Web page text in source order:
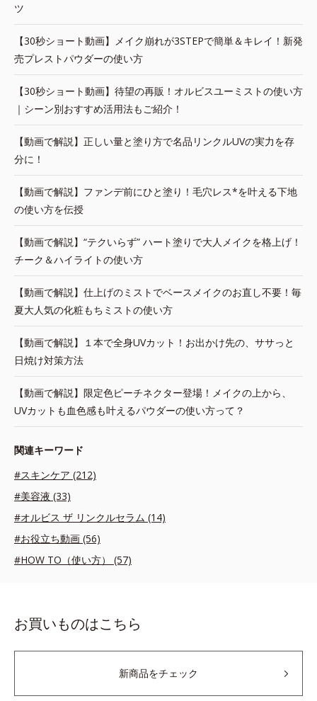
ツ
【30秒ショート動画】メイク崩れが3STEPで簡単＆キレイ！新発
売プレストパウダーの使い方
【30秒ショート動画】待望の再販！オルビスユーミストの使い方
｜シーン別おすすめ活用法もご紹介！
【動画で解説】正しい量と塗り方で名品リンクルUVの実力を存
分に！
【動画で解説】ファンデ前にひと塗り！毛穴レス*を叶える下地
の使い方を伝授
【動画で解説】“テクいらず” ハート塗りで大人メイクを格上げ！
チーク＆ハイライトの使い方
【動画で解説】仕上げのミストでベースメイクのお直し不要！毎
夏大人気の化粧もちミストの使い方
【動画で解説】１本で全身UVカット！お出かけ先の、ササっと
日焼け対策方法
【動画で解説】限定色ピーチネクター登場！メイクの上から、
UVカットも血色感も叶えるパウダーの使い方って？
関連キーワード
#スキンケア (212)
#美容液 (33)
#オルビス ザ リンクルセラム (14)
#お役立ち動画 (56)
#HOW TO（使い方） (57)
お買いものはこちら
新商品をチェック